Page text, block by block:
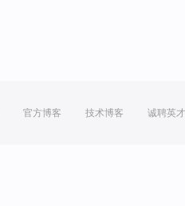
官方博客 技术博客 诚聘英才